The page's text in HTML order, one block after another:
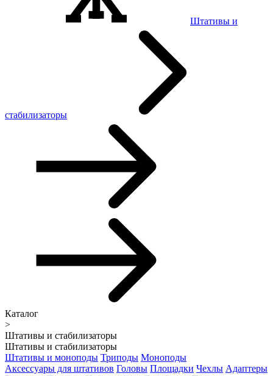
Штативы и
стабилизаторы
Каталог
>
Штативы и стабилизаторы
Штативы и стабилизаторы
Штативы и моноподы Триподы Моноподы
Аксессуары для штативов Головы Площадки Чехлы Адаптеры